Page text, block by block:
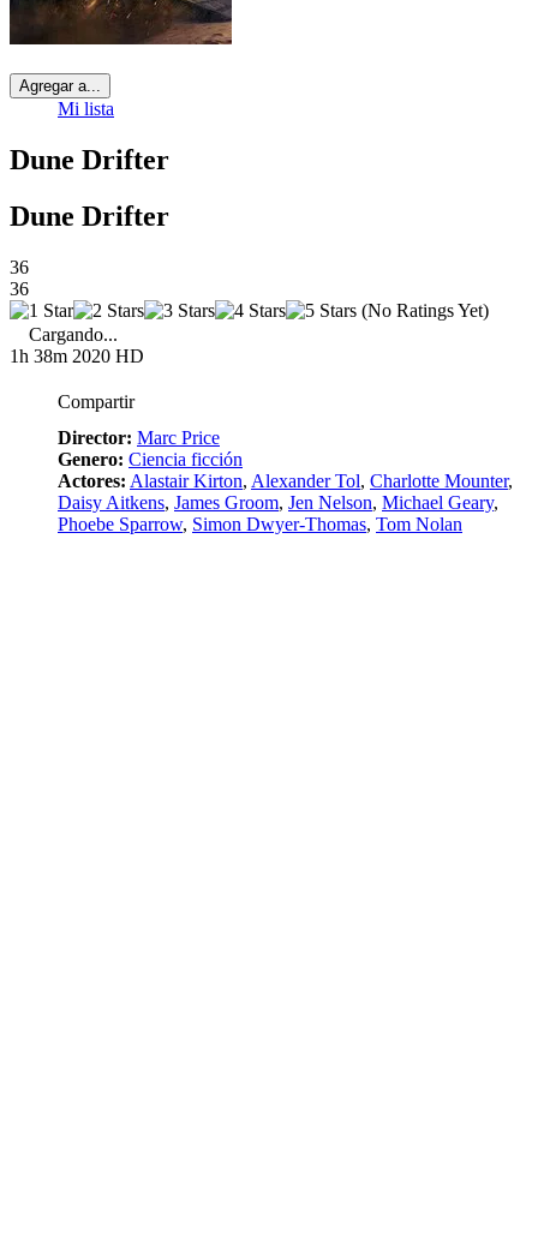
Agregar a...
Mi lista
Dune Drifter
Dune Drifter
36
36
(No Ratings Yet)
Cargando...
1h 38m 2020 HD
Compartir
Director: Marc Price
Genero: Ciencia ficción
Actores: Alastair Kirton, Alexander Tol, Charlotte Mounter,
Daisy Aitkens, James Groom, Jen Nelson, Michael Geary,
Phoebe Sparrow, Simon Dwyer-Thomas, Tom Nolan